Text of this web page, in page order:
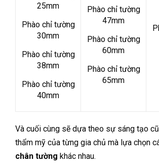
25mm
Phào chỉ tường
30mm
Phào chỉ tường
38mm
Phào chỉ tường
40mm
Phào chỉ tường
47mm
Phào chỉ tường
60mm
Phào chỉ tường
65mm
Và cuối cùng sẽ dựa theo sự sáng tạo
thẩm mỹ của từng gia chủ mà lựa chọn
chân tường khác nhau.